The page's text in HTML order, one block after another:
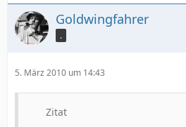
Goldwingfahrer
.
5. März 2010 um 14:43
Zitat